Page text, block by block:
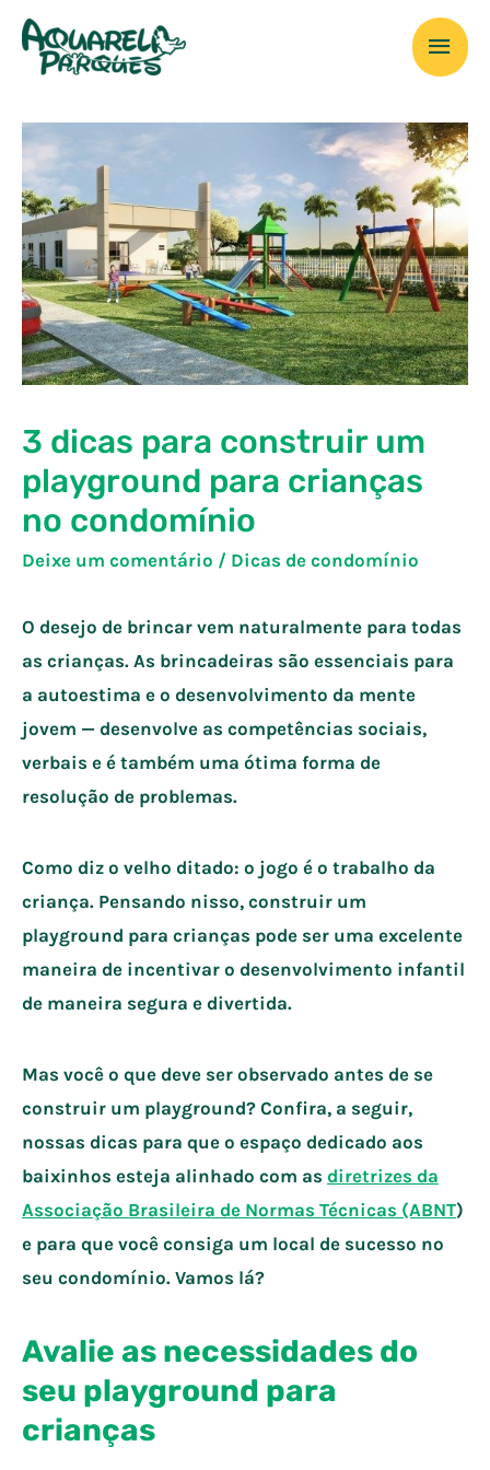
para
conteúdo
3 dicas para construir um
playground para crianças
no condomínio
Deixe um comentário / Dicas de condomínio
O desejo de brincar vem naturalmente para todas
as crianças. As brincadeiras são essenciais para
a autoestima e o desenvolvimento da mente
jovem — desenvolve as competências sociais,
verbais e é também uma ótima forma de
resolução de problemas.
Como diz o velho ditado: o jogo é o trabalho da
criança. Pensando nisso, construir um
playground para crianças pode ser uma excelente
maneira de incentivar o desenvolvimento infantil
de maneira segura e divertida.
Mas você o que deve ser observado antes de se
construir um playground? Confira, a seguir,
nossas dicas para que o espaço dedicado aos
baixinhos esteja alinhado com as diretrizes da
Associação Brasileira de Normas Técnicas (ABNT)
e para que você consiga um local de sucesso no
seu condomínio. Vamos lá?
Avalie as necessidades do
seu playground para
crianças